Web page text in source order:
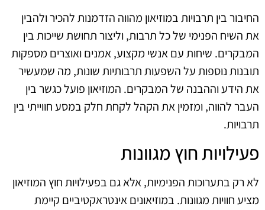
החיבור בין תרבויות במוזיאון מהווה הזדמנות להכיר ולהבין
את השיח הפנימי של כל תרבות, וליצור תחושת שייכות בין
המבקרים. שיחות עם אנשי מקצוע, אמנים ואוצרים מספקות
תובנות נוספות על השפעות תרבותיות שונות, מה שמעשיר
את הידע וההבנה של המבקרים. המוזיאון פועל כגשר בין
העבר להווה, ומזמין את הקהל לקחת חלק במסע חווייתי בין
תרבויות.
פעילויות חוץ מגוונות
לא רק בתערוכות הפנימיות, אלא גם בפעילויות חוץ המוזיאון
מציע חוויות מגוונות. במוזיאונים אינטראקטיביים קיימת